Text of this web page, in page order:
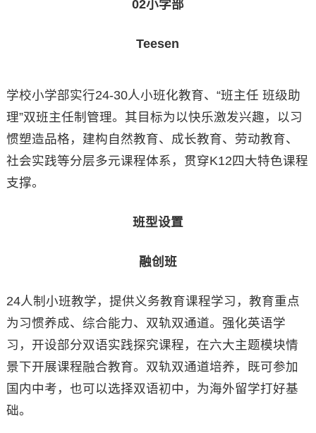
02小学部
Teesen
学校小学部实行24-30人小班化教育、“班主任 班级助
理”双班主任制管理。其目标为以快乐激发兴趣，以习
惯塑造品格，建构自然教育、成长教育、劳动教育、
社会实践等分层多元课程体系，贯穿K12四大特色课程
支撑。
班型设置
融创班
24人制小班教学，提供义务教育课程学习，教育重点
为习惯养成、综合能力、双轨双通道。强化英语学
习，开设部分双语实践探究课程，在六大主题模块情
景下开展课程融合教育。双轨双通道培养，既可参加
国内中考，也可以选择双语初中，为海外留学打好基
础。